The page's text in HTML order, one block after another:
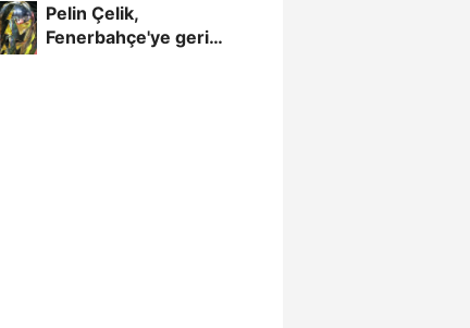
Pelin Çelik,
Fenerbahçe'ye geri